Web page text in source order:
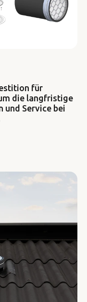
für
die langfristige
und Service bei